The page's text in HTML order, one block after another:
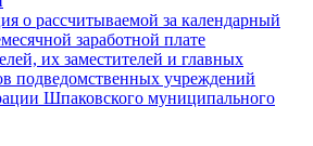
о рассчитываемой за календарный
заработной плате
их заместителей и главных
подведомственных учреждений
Шпаковского муниципального